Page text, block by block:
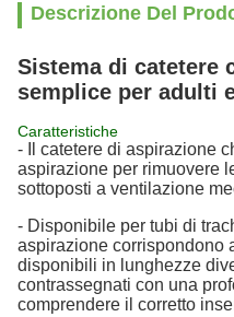
Descrizione Del
Sistema di catetere
semplice per adulti
Caratteristiche
- Il catetere di aspirazione
aspirazione per rimuovere
sottoposti a ventilazione
- Disponibile per tubi di
aspirazione corrispondono
disponibili in lunghezze
contrassegnati con una
comprendere il corretto